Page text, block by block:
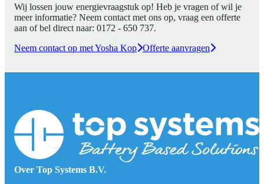
Wij lossen jouw energievraagstuk op! Heb je vragen of wil je
meer informatie? Neem contact met ons op, vraag een offerte
aan of bel direct naar: 0172 - 650 737.
Neem contact op met Yosha Kop Offerte aanvragen
Over Top Systems B.V.